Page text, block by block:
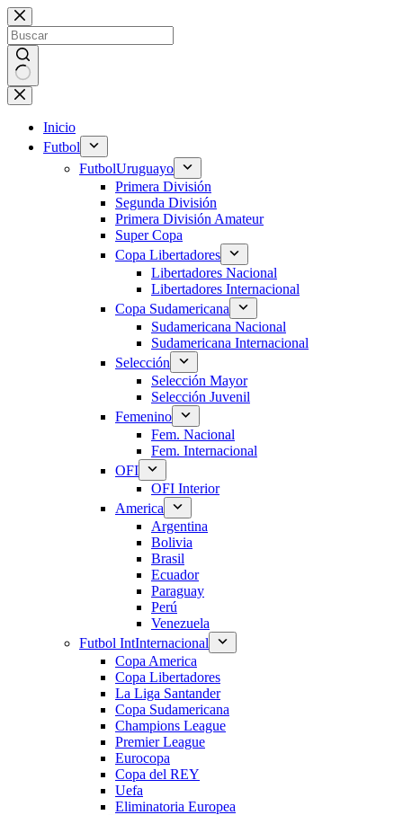
Saltar
al
contenido
Sin
resultados
Inicio
Futbol
FutbolUruguayo
Primera División
Segunda División
Primera División Amateur
Super Copa
Copa Libertadores
Libertadores Nacional
Libertadores Internacional
Copa Sudamericana
Sudamericana Nacional
Sudamericana Internacional
Selección
Selección Mayor
Selección Juvenil
Femenino
Fem. Nacional
Fem. Internacional
OFI
OFI Interior
America
Argentina
Bolivia
Brasil
Ecuador
Paraguay
Perú
Venezuela
Futbol IntInternacional
Copa America
Copa Libertadores
La Liga Santander
Copa Sudamericana
Champions League
Premier League
Eurocopa
Copa del REY
Uefa
Eliminatoria Europea